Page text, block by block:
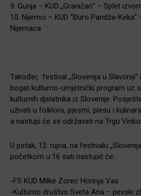
9. Gunja – KUD „Graničari“ – Splet
10. Nijemci – KUD “Đuro Pandža-
Nijemaca
Također, festival „Slovenija u
bogat kulturno-umjetnički program uz
kulturnih djelatnika iz Slovenije.
uživati u folkloru, pjesmi, plesu i
a nastupi će se održavati na Trgu
U petak, 12. rujna, na festivalu
početkom u 16 sati nastupit će:
-FS KUD Milke Zorec Horinja Vas
-Kulturno društvo Sveta Ana – pevski